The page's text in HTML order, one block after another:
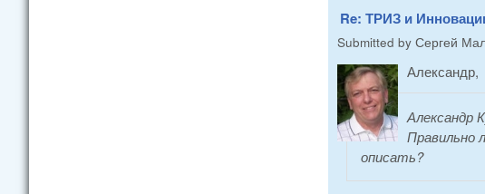
Re: ТРИЗ и
Submitted by Сергей
Александр,
Александр
Правильно
описать?